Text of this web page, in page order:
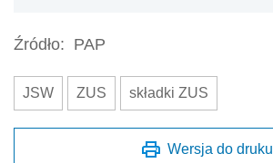
Źródło: PAP
JSW ZUS składki ZUS
Wersja do druku